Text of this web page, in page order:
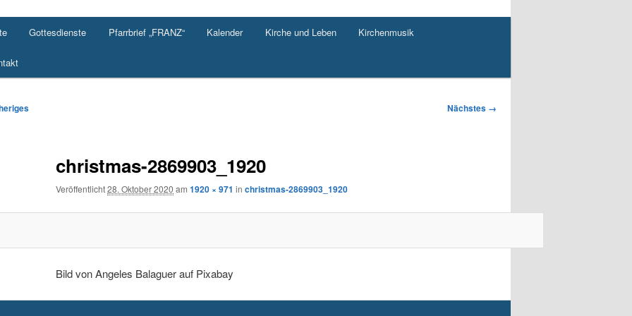
Gottesdienste Pfarrbrief „FRANZ“ Kalender Kirche und Leben Kirchenmusik
Nächstes →
christmas-2869903_1920
Veröffentlicht28. Oktober 2020 am1920 × 971 inchristmas-2869903_1920
Bild von Angeles Balaguer auf Pixabay